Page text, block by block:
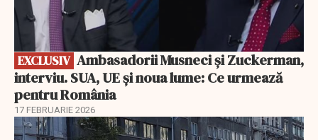
EXCLUSIV
interviu. SUA, UE și noua lume: Ce urmează
pentru România
17 FEBRUARIE 2026